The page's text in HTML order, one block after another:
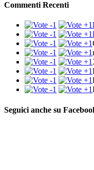
Commenti Recenti
Seguici anche su